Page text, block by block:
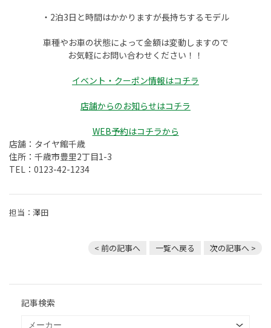
・2泊3日と時間はかかりますが長持ちするモデル
車種やお車の状態によって金額は変動しますので
お気軽にお問い合わせください！！
イベント・クーポン情報はコチラ
店舗からのお知らせはコチラ
WEB予約はコチラから
店舗：タイヤ館千歳
住所：千歳市豊里2丁目1-3
TEL：0123-42-1234
担当：澤田
< 前の記事へ 一覧へ戻る 次の記事へ >
記事検索